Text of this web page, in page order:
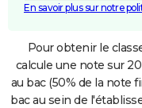
En savoir plus sur notre
Pour obtenir le
calcule une note sur
au bac (50% de la note
bac au sein de